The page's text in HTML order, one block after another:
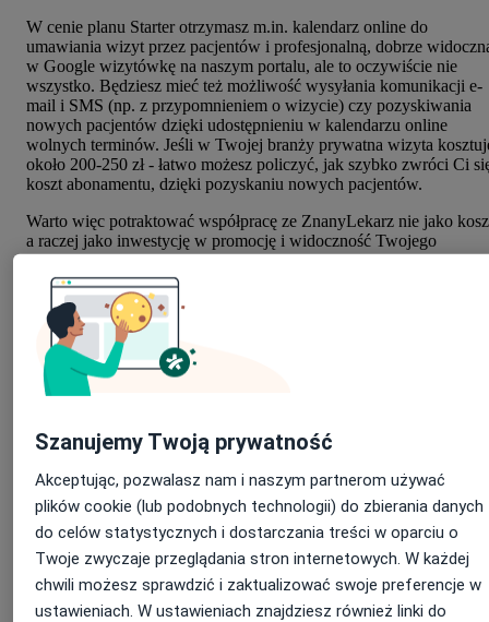
W cenie planu Starter otrzymasz m.in. kalendarz online do
umawiania wizyt przez pacjentów i profesjonalną, dobrze
w Google wizytówkę na naszym portalu, ale to oczywiście nie
wszystko. Będziesz mieć też możliwość wysyłania komunikacji e-
mail i SMS (np. z przypomnieniem o wizycie) czy pozyskiwania
nowych pacjentów dzięki udostępnieniu w kalendarzu online
wolnych terminów. Jeśli w Twojej branży prywatna wizyta
około 200-250 zł - łatwo możesz policzyć, jak szybko zwróci Ci
koszt abonamentu, dzięki pozyskaniu nowych pacjentów.
Warto więc potraktować współpracę ze ZnanyLekarz nie jako
a raczej jako inwestycję w promocję i widoczność Twojego
gabinetu w internecie. Niestety, skuteczny marketing zazwyczaj nie
jest bezkosztowy. A jeśli podsumujesz wszystkie swoje wyzwania i
potrzeby, szybko może okazać się, że na większość z nich
odpowiadamy w naszych planach. Jesteśmy na rynku od ponad
dekady i dzięki temu doświadczeniu dokładnie wiemy, czego
potrzebujesz.
Sprawdź:
Pamiętaj też, że na stronie ZnanyLekarz możesz znaleźć się
bezpłatnie. Wystarczy, że uzupełnisz swoje podstawowe dane
założysz darmowy profil. To może być świetne rozwiązanie na
początek. Darmowa wizytówka pozwoli Ci opisać swoje
wykształcenie, doświadczenie i wymienić usługi, które oferujesz.
Na takim profilu możesz też zbierać opinie od pacjentów i
swoją wirtualną widoczność - bo Twój profil z pewnością
się w wyszukiwaniach z Google.
Szanujemy Twoją prywatność
Akceptując, pozwalasz nam i naszym partnerom używać
plików cookie (lub podobnych technologii) do zbierania danych
do celów statystycznych i dostarczania treści w oparciu o
Twoje zwyczaje przeglądania stron internetowych. W każdej
chwili możesz sprawdzić i zaktualizować swoje preferencje w
ustawieniach. W ustawieniach znajdziesz również linki do